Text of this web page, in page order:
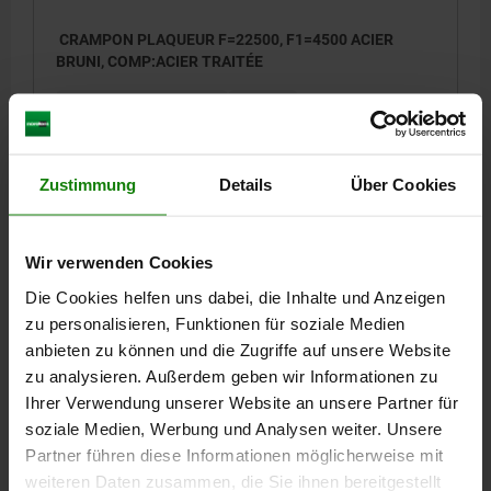
Zustimmung Details Über Cookies
Wir verwenden Cookies
Die Cookies helfen uns dabei, die Inhalte und Anzeigen
zu personalisieren, Funktionen für soziale Medien
anbieten zu können und die Zugriffe auf unsere Website
zu analysieren. Außerdem geben wir Informationen zu
Ihrer Verwendung unserer Website an unsere Partner für
soziale Medien, Werbung und Analysen weiter. Unsere
Partner führen diese Informationen möglicherweise mit
weiteren Daten zusammen, die Sie ihnen bereitgestellt
CRAMPON PLAQUEUR F=22500, F1=4500 ACIER
BRUNI, COMP:ACIER TRAITÉE
300,99 CHF
DÉTAILS
CAO
TÉLÉCHARGEMENTS